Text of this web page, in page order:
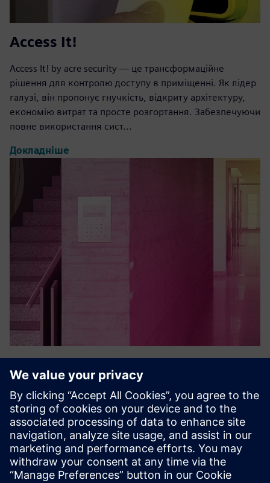
Access It!
Access It! by acre security — це трансформаційне
рішення для контролю доступу в приміщенні. Як лідер
галузі, він пропонує гнучкість, відкриту архітектуру,
економію витрат та просте розгортання. Забезпечуючи
повне використання сист...
Докладніше
SPC intruder detection
Система виявлення вторгнень SPC acre security
пропонує надійні, надійні рішення для безпеки. Ця
потужна система захищає ваш бізнес та активи за
допомогою інноваційної функції управління
сигналізаціями. Довіряйте акру, щоб забезпеч...
Докладніше